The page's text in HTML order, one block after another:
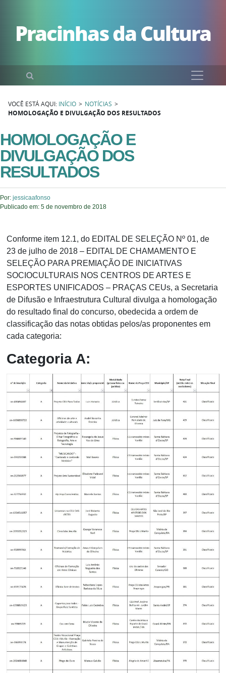
Pracinhas da Cultura
VOCÊ ESTÁ AQUI: INÍCIO > NOTÍCIAS >
HOMOLOGAÇÃO E DIVULGAÇÃO DOS RESULTADOS
HOMOLOGAÇÃO E
DIVULGAÇÃO DOS
RESULTADOS
Por: jessicaafonso
Publicado em: 5 de novembro de 2018
Conforme item 12.1, do EDITAL DE SELEÇÃO Nº 01, de
23 de julho de 2018 – EDITAL DE CHAMAMENTO E
SELEÇÃO PARA PREMIAÇÃO DE INICIATIVAS
SOCIOCULTURAIS NOS CENTROS DE ARTES E
ESPORTES UNIFICADOS – PRAÇAS CEUs, a Secretaria
de Difusão e Infraestrutura Cultural divulga a homologação
do resultado final do concurso, obedecida a ordem de
classificação das notas obtidas pelos/as proponentes em
cada categoria:
Categoria A: